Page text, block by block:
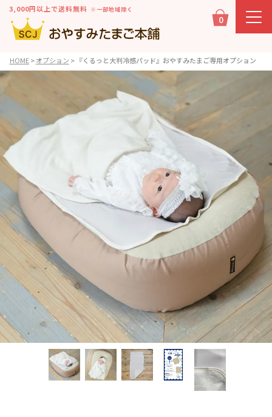
3,000円以上で送料無料 ※一部地域除く
0
HOME オプション 『くるっと大判冷感パッド』おやすみたまご専用オプション